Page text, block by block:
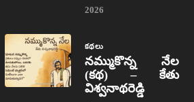
2026
కథలు
నమ్ముకొన్న నేల
(కథ) – కేతు
విశ్వనాథరెడ్డి